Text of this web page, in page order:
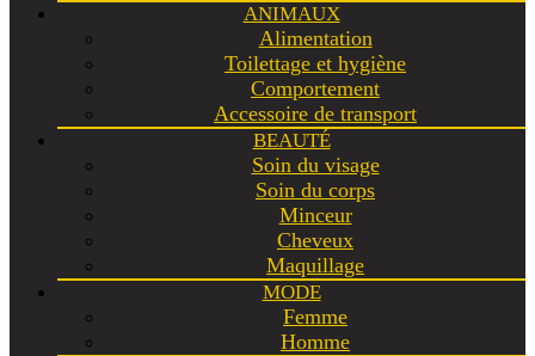
ANIMAUX
Alimentation
Toilettage et hygiène
Comportement
Accessoire de transport
BEAUTÉ
Soin du visage
Soin du corps
Minceur
Cheveux
Maquillage
MODE
Femme
Homme